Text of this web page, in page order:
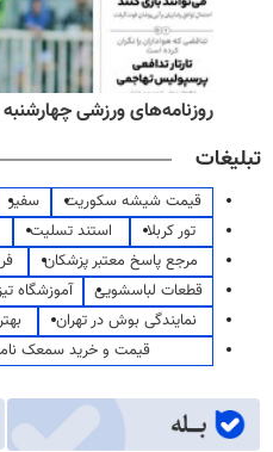
روزنامه‌های ورزشی چهارشنبه ۱۴ مرداد ۱۴۰۵
تبلیغات
قیمت شیشه سکوریت سفیر
تور کربلا
استند تسلیت
مرجع پاسخ معتبر پزشکان
قطعات لباسشویی
آموزشگاه
نمایندگی بوش در تهران
قیمت و خرید سمعک